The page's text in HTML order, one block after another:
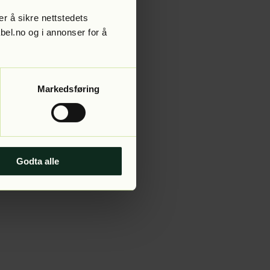
å sikre nettstedets
og i annonser for å
Markedsføring
Godta alle